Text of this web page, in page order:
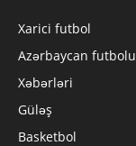
Xarici futbol
Azərbaycan futbolu
Xəbərləri
Güləş
Basketbol